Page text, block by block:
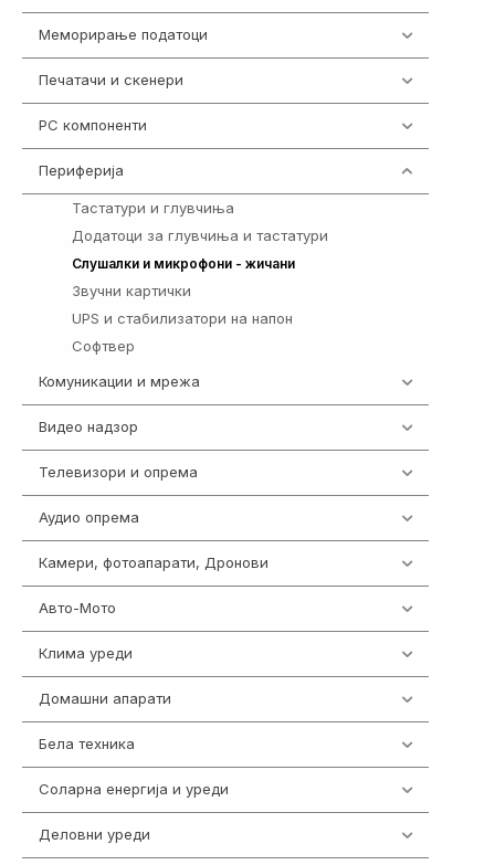
Меморирање податоци
Печатачи и скенери
PC компоненти
Периферија
Тастатури и глувчиња
Додатоци за глувчиња и тастатури
Слушалки и микрофони - жичани
Звучни картички
UPS и стабилизатори на напон
Софтвер
Комуникации и мрежа
Видео надзор
Телевизори и опрема
Аудио опрема
Камери, фотоапарати, Дронови
Авто-Мото
Клима уреди
Домашни апарати
Бела техника
Соларна енергија и уреди
Деловни уреди